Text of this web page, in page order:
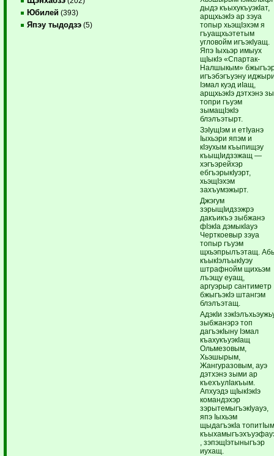
Юбилей (393)
Япэу тыдодзэ (5)
дыдэ къыхукъуэкIат,
арщхьэкIэ ар зэуа
топыр хьэщIэхэм я
гъуащхьэтетым
угловойм игъэкIуащ.
Япэ Iыхьэр имыух
щIыкIэ «Спартак-
Налшыкым»
игъэбэгъуэну
Iэмал куэд иIащ,
арщхьэкIэ дэтхэнэ зы
топри гъуэм
зымащIэкIэ
блэлъэтырт.
ЗэIущIэм и етIуанэ
Iыхьэри япэм и
кIэухым къыпищэу
къыщIидзэжащ —
хэгъэрейхэр
ебгъэрыкIуэрт,
хьэщIэхэм
захъумэжырт.
Джэгум
зэрыщIидзэжрэ
дакъикъэ зыбжанэ
фIэкIа дэмыкIауэ
Черткоевыр зэуа
топыр гъуэм
щхьэпрылъэтащ.
къыкIэлъыкIуэу
штрафнойм щихьэм
лъэщу еуащ,
аргуэрыр сантиметр
бжыгъэкIэ штангэм
блэлъэтащ.
АдэкIи
зыбжанэрэ топ
дагъэкIыну Iэмал
къахукъуэкIащ
Ольмезовым,
Хьэшырым,
Жангуразовым, ауэ
дэтхэнэ зыми ар
къехъулIакъым.
Апхуэдэ щIыкIэкIэ
командэхэр
зэрытемыгъэкIуауэ,
япэ Iыхьэм
щыдагъэкIа
, зэпэщIэтыныгъэр
иухащ.